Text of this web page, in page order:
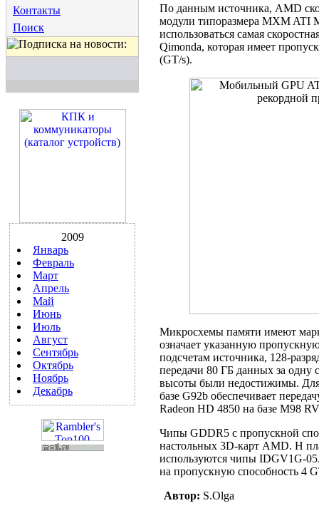
Контакты
Поиск
2009
Январь
Февраль
Март
Апрель
Май
Июнь
Июль
Август
Сентябрь
Октябрь
Ноябрь
Декабрь
По данным источника, AMD
модули типоразмера MXM ATI
использоваться самая
Qimonda, которая имеет
(GT/s).
Микросхемы памяти имеют
означает указанную
подсчетам источника, 128-
передачи 80 ГБ данных за одну
высоты были недостижимы.
базе G92b обеспечивает
Radeon HD 4850 на базе M98
Чипы GDDR5 с пропускной
настольных 3D-карт AMD. Н
используются чипы IDGV1G-
на пропускную способность 4
Автор: S.Olga